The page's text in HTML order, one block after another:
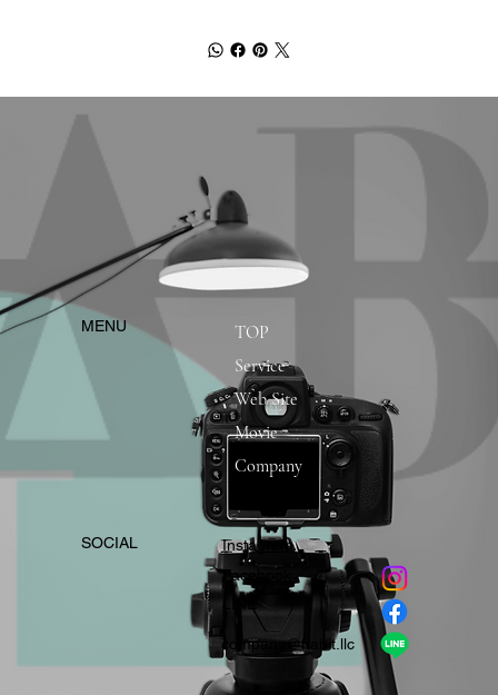
​MENU
TOP
Service
Web Site
Movie
Company
​SOCIAL
Instagram
​Facebook
company＠habit.llc